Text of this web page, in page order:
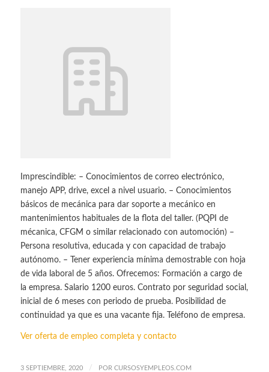
Imprescindible: – Conocimientos de correo electrónico,
manejo APP, drive, excel a nivel usuario. – Conocimientos
básicos de mecánica para dar soporte a mecánico en
mantenimientos habituales de la flota del taller. (PQPI de
mécanica, CFGM o similar relacionado con automoción) –
Persona resolutiva, educada y con capacidad de trabajo
autónomo. – Tener experiencia mínima demostrable con hoja
de vida laboral de 5 años. Ofrecemos: Formación a cargo de
la empresa. Salario 1200 euros. Contrato por seguridad social,
inicial de 6 meses con periodo de prueba. Posibilidad de
continuidad ya que es una vacante fija. Teléfono de empresa.
Ver oferta de empleo completa y contacto
3 SEPTIEMBRE, 2020 / POR CURSOSYEMPLEOS.COM